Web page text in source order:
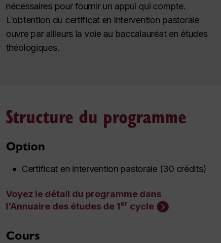
nécessaires pour fournir un appui qui compte.
L’obtention du certificat en intervention pastorale
ouvre par ailleurs la voie au baccalauréat en études
théologiques.
Structure du programme
Option
Certificat en intervention pastorale (30 crédits)
Voyez le détail du programme dans
l’Annuaire des études de 1er cycle
Cours